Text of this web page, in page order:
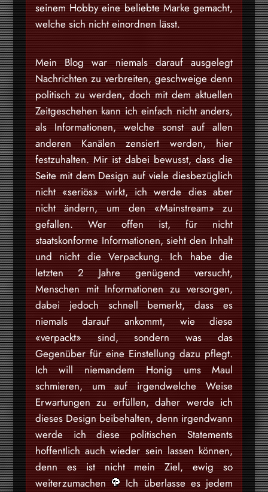
seinem Hobby eine beliebte Marke gemacht,
welche sich nicht einordnen lässt.
Mein Blog war niemals darauf ausgelegt
Nachrichten zu verbreiten, geschweige denn
politisch zu werden, doch mit dem aktuellen
Zeitgeschehen kann ich einfach nicht anders,
als Informationen, welche sonst auf allen
anderen Kanälen zensiert werden, hier
festzuhalten. Mir ist dabei bewusst, dass die
Seite mit dem Design auf viele diesbezüglich
nicht «seriös» wirkt, ich werde dies aber
nicht ändern, um den «Mainstream» zu
gefallen. Wer offen ist, für nicht
staatskonforme Informationen, sieht den Inhalt
und nicht die Verpackung. Ich habe die
letzten 2 Jahre genügend versucht,
Menschen mit Informationen zu versorgen,
dabei jedoch schnell bemerkt, dass es
niemals darauf ankommt, wie diese
«verpackt» sind, sondern was das
Gegenüber für eine Einstellung dazu pflegt.
Ich will niemandem Honig ums Maul
schmieren, um auf irgendwelche Weise
Erwartungen zu erfüllen, daher werde ich
dieses Design beibehalten, denn irgendwann
werde ich diese politischen Statements
hoffentlich auch wieder sein lassen können,
denn es ist nicht mein Ziel, ewig so
weiterzumachen
Ich überlasse es jedem